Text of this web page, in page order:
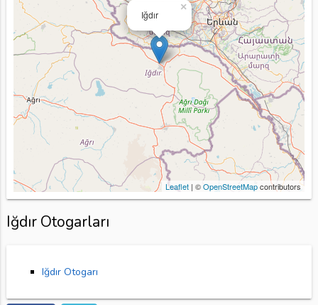
Iğdır
×
Leaflet | ©OpenStreetMapcontributors
Iğdır Otogarları
Iğdır Otogarı